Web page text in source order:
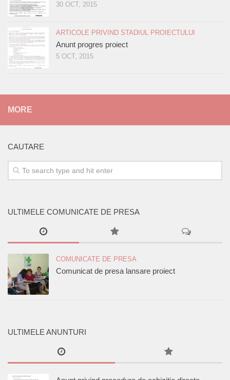
30 OCT, 2015
ARTICOLE PRIVIND STADIUL PROIECTULUI
Anunt progres proiect
5 OCT, 2015
MORE
CAUTARE
ULTIMELE COMUNICATE DE PRESA
COMUNICATE DE PRESA
Comunicat de presa lansare proiect
ULTIMELE ANUNTURI